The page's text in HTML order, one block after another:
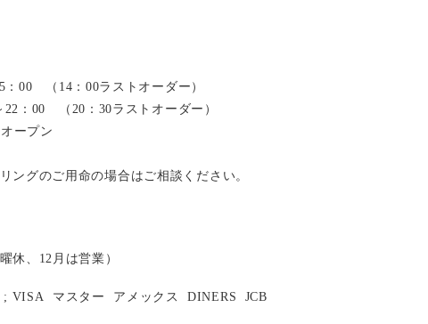
：00 （14：00ラストオーダー）
22：00 （20：30ラストオーダー）
ープン
ングのご用命の場合はご相談ください。
休、12月は営業）
; VISA マスター アメックス DINERS JCB